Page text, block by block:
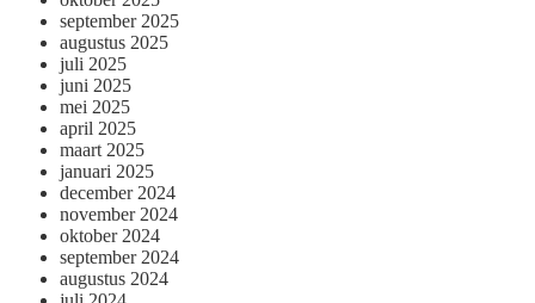
september 2025
augustus 2025
juli 2025
juni 2025
mei 2025
april 2025
maart 2025
januari 2025
december 2024
november 2024
oktober 2024
september 2024
augustus 2024